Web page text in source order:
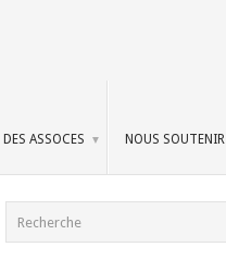
ASSOCES NOUS SOUTENIR